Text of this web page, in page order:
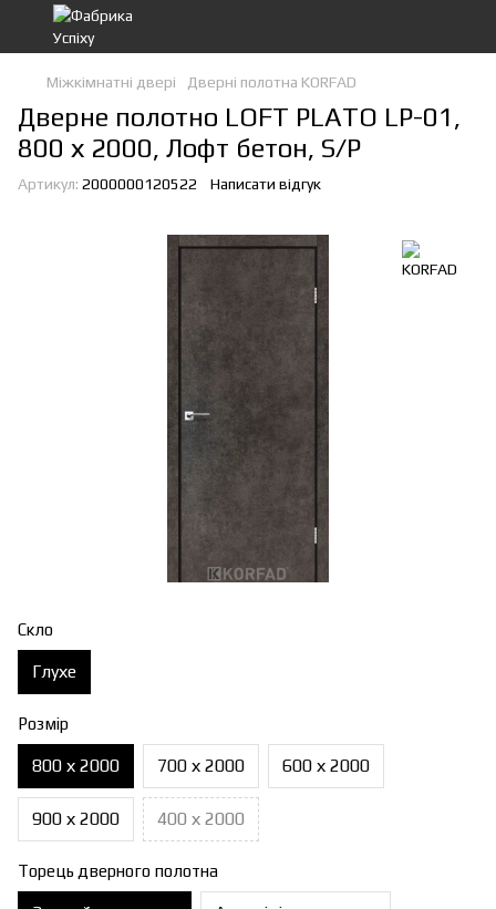
Міжкімнатні двері Дверні полотна KORFAD
Дверне полотно LOFT PLATO LP-01,
800 х 2000, Лофт бетон, S/P
Артикул: 2000000120522 Написати відгук
Скло
Глухе
Розмір
800 х 2000 700 х 2000 600 х 2000
900 х 2000 400 х 2000
Торець дверного полотна